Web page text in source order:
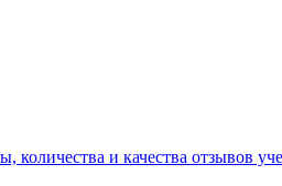
количества и качества отзывов